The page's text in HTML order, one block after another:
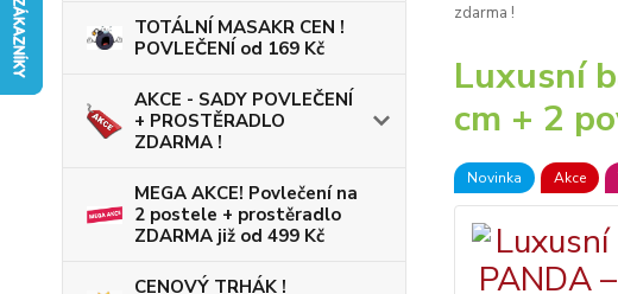
TOTÁLNÍ MASAKR CEN !
POVLEČENÍ od 169 Kč
AKCE - SADY POVLEČENÍ
+ PROSTĚRADLO
ZDARMA !
MEGA AKCE! Povlečení na
2 postele + prostěradlo
ZDARMA již od 499 Kč
CENOVÝ TRHÁK !
zdarma !
Luxusní
cm + 2
Novinka Akce